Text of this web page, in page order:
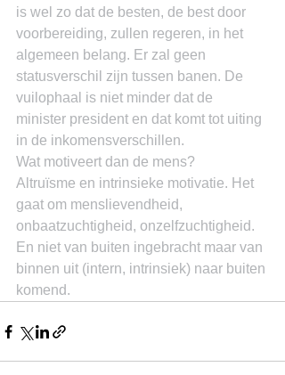
is wel zo dat de besten, de best door
voorbereiding, zullen regeren, in het
algemeen belang. Er zal geen
statusverschil zijn tussen banen. De
vuilophaal is niet minder dat de
minister president en dat komt tot uiting
in de inkomensverschillen.
Wat motiveert dan de mens?
Altruïsme en intrinsieke motivatie. Het
gaat om menslievendheid,
onbaatzuchtigheid, onzelfzuchtigheid.
En niet van buiten ingebracht maar van
binnen uit (intern, intrinsiek) naar buiten
komend.